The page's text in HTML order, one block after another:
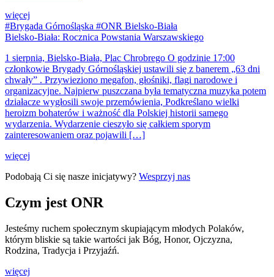
więcej
#Brygada Górnośląska #ONR Bielsko-Biała
Bielsko-Biała: Rocznica Powstania Warszawskiego
1 sierpnia, Bielsko-Biała, Plac Chrobrego O godzinie 17:00
członkowie Brygady Górnośląskiej ustawili się z banerem „63 dni
chwały” . Przywieziono megafon, głośniki, flagi narodowe i
organizacyjne. Najpierw puszczana była tematyczna muzyka potem
działacze wygłosili swoje przemówienia, Podkreślano wielki
heroizm bohaterów i ważność dla Polskiej historii samego
wydarzenia. Wydarzenie cieszyło się całkiem sporym
zainteresowaniem oraz pojawili […]
więcej
Podobają Ci się nasze inicjatywy? Wesprzyj nas
Czym jest ONR
Jesteśmy ruchem społecznym skupiającym młodych Polaków,
którym bliskie są takie wartości jak Bóg, Honor, Ojczyzna,
Rodzina, Tradycja i Przyjaźń.
więcej